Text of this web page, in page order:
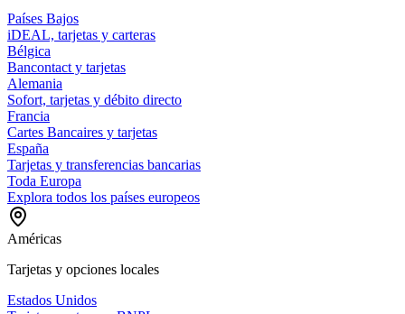
Países Bajos
iDEAL, tarjetas y carteras
Bélgica
Bancontact y tarjetas
Alemania
Sofort, tarjetas y débito directo
Francia
Cartes Bancaires y tarjetas
España
Tarjetas y transferencias bancarias
Toda Europa
Explora todos los países europeos
Américas
Tarjetas y opciones locales
Estados Unidos